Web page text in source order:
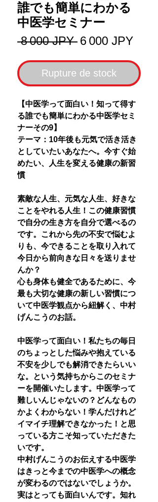
誰でも簡単にわかる
中医学セミナー
8 000 JPY Prix
6 000 JPYPrix
Rupture de stock
【中医学って面白い！知って得す
る誰でも簡単にわかる中医学セミ
ナーその9】
テーマ：10年後も元気で活き活き
としていたいあなたへ。今すぐ始
めたい、人生を変える健康の新習
慣
素敵な人生、元気な人生、好きな
ことをやれる人生！この健康習慣
で自分の生き方を自分で選べるの
です。これから先の不安で悩むよ
りも、今できることを取り入れて
今日から前向きな日々を送りませ
んか？
心も身体も健全であるために、今
最も大切な健康の新しい習慣につ
いて中医学観点から紐解く、中村
げんこうのお話。
中医学って面白い！私たちの毎日
のちょっとした悩みや抱えている
不安を少しでも解消できたらいい
な。という気持ちからこのセミナ
ーを開催いたします。中医学って
難しいんじゃないの？どんなもの
かよくわからない！学んだけれど
イマイチ理解できなかった！と思
っている方こそ知っていただきた
いです。
中村げんこうのお伝えする中医学
はきっと今までの中医学への概念
が変わるのではないでしょうか。
実はとっても面白いんです。知れ